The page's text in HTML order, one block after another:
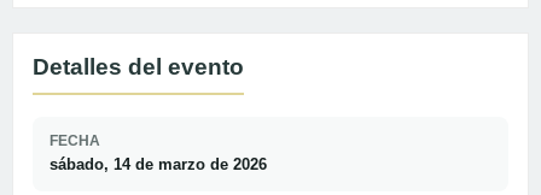
Detalles del evento
FECHA
sábado, 14 de marzo de 2026